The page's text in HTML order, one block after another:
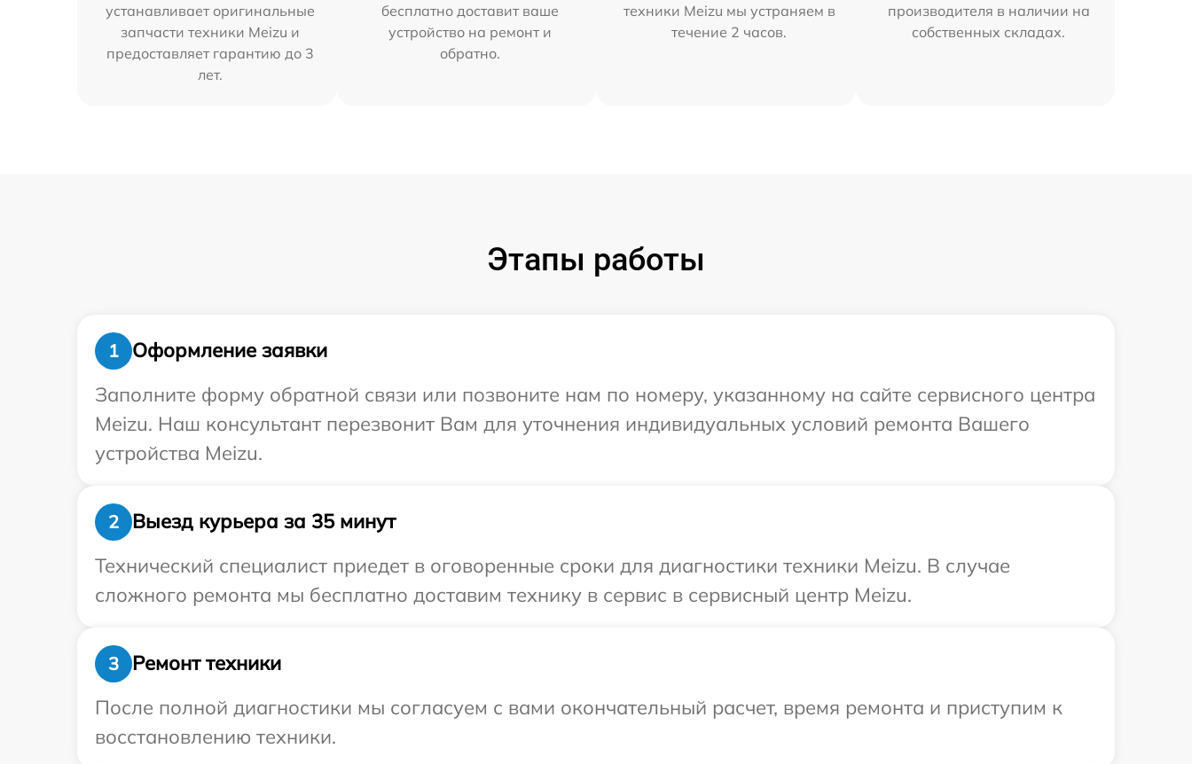
устанавливает оригинальные
запчасти техники Meizu и
предоставляет гарантию до 3
лет.
бесплатно доставит ваше
устройство на ремонт и
обратно.
техники Meizu мы устраняем в
течение 2 часов.
производителя в наличии на
собственных складах.
Этапы работы
1
Оформление заявки
Заполните форму обратной связи или позвоните нам по номеру, указанному на сайте сервисного центра
Meizu. Наш консультант перезвонит Вам для уточнения индивидуальных условий ремонта Вашего
устройства Meizu.
2
Выезд курьера за 35 минут
Технический специалист приедет в оговоренные сроки для диагностики техники Meizu. В случае
сложного ремонта мы бесплатно доставим технику в сервис в сервисный центр Meizu.
3
Ремонт техники
После полной диагностики мы согласуем с вами окончательный расчет, время ремонта и приступим к
восстановлению техники.